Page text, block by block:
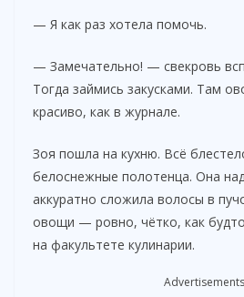
— Я как раз хотела помочь.
— Замечательно! — свекровь
Тогда займись закусками. Там
красиво, как в журнале.
Зоя пошла на кухню. Всё
белоснежные полотенца. Она
аккуратно сложила волосы в
овощи — ровно, чётко, как
на факультете кулинарии.
Advertisements